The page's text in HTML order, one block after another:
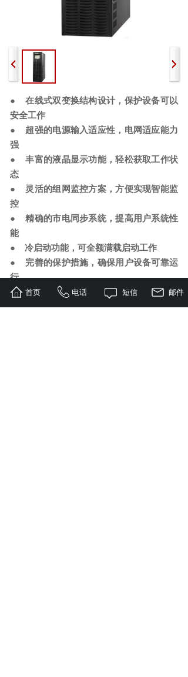
● 在线式双变换结构设计，保护设备可以
安全工作
● 超强的电源输入适应性，电网适应能力
强
● 丰富的液晶显示功能，轻松获取工作状
态
● 灵活的组网监控方案，方便实现智能监
控
● 精确的市电同步系统，提高用户系统性
能
● 冷启动功能，可全额满载启动工作
● 完善的保护措施，确保用户设备可靠运
行
首页 电话 短信 邮件